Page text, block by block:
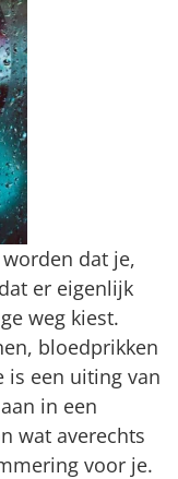
dat je,
er eigenlijk
weg kiest.
bloedprikken
is een uiting van
in een
wat averechts
voor je.